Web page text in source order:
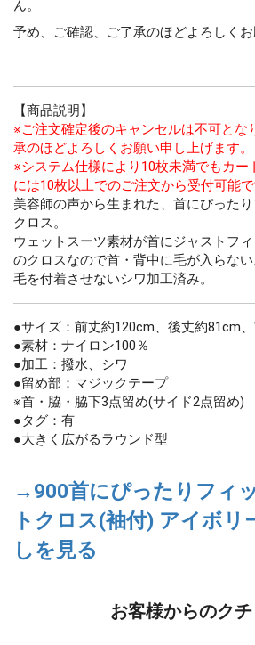
ん。
予め、ご確認、ご了承のほどよろしくお
【商品説明】
※ご注文確定後のキャンセルは不可とな
承のほどよろしくお願い申し上げます。
※システム仕様により10枚未満でもカー
には10枚以上でのご注文から受付可能で
美容師の声から生まれた、首にぴった
クロス。
ウェットスーツ素材が首にジャストフ
のクロスなので首・背中に毛が入らない
毛を付着させないシワ加工済み。
●サイズ：前丈約120cm、後丈約81cm
●素材：ナイロン100％
●加工：撥水、シワ
●留め部：マジックテープ
※首・脇・脇下3点留め(サイド2点留め)
●タグ：有
●大きく広がるラウンド型
→900首にぴったりフィ
トクロス(袖付) アイボリ
しを見る
お客様からのクチ